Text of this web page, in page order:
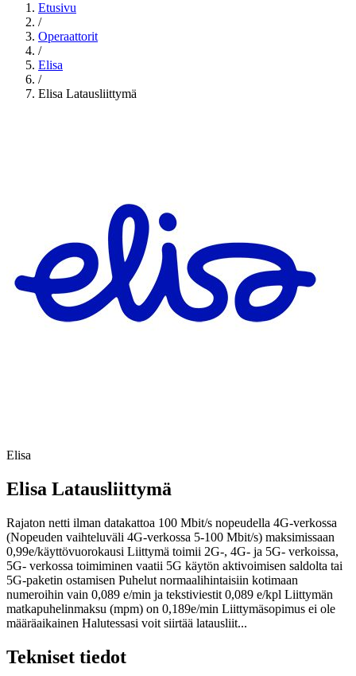
Etusivu
/
Operaattorit
/
Elisa
/
Elisa Latausliittymä
Elisa
Elisa Latausliittymä
Rajaton netti ilman datakattoa 100 Mbit/s nopeudella 4G-verkossa
(Nopeuden vaihteluväli 4G-verkossa 5-100 Mbit/s) maksimissaan
0,99e/käyttövuorokausi Liittymä toimii 2G-, 4G- ja 5G- verkoissa,
5G- verkossa toimiminen vaatii 5G käytön aktivoimisen saldolta tai
5G-paketin ostamisen Puhelut normaalihintaisiin kotimaan
numeroihin vain 0,089 e/min ja tekstiviestit 0,089 e/kpl Liittymän
matkapuhelinmaksu (mpm) on 0,189e/min Liittymäsopimus ei ole
määräaikainen Halutessasi voit siirtää latausliit...
Tekniset tiedot